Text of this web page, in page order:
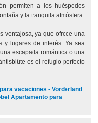
permiten a los huéspedes
y la tranquila atmósfera.
ventajosa, ya que ofrece una
y lugares de interés. Ya sea
escapada romántica o una
es el refugio perfecto
vacaciones - Vorderland
Apartamento para